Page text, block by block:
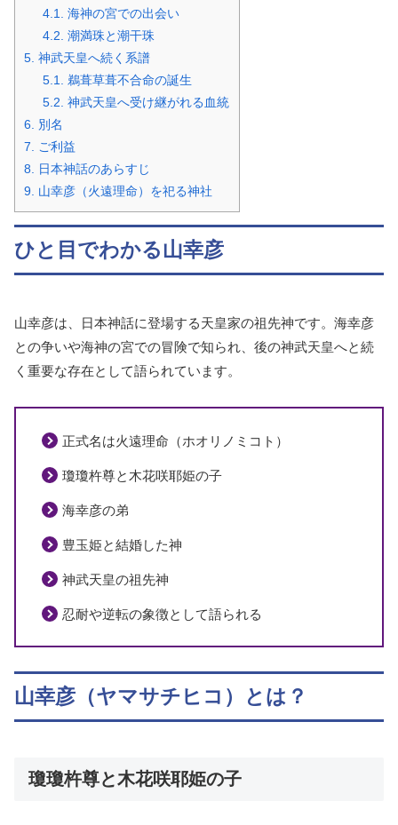
4.1. 海神の宮での出会い
4.2. 潮満珠と潮干珠
5. 神武天皇へ続く系譜
5.1. 鵜葺草葺不合命の誕生
5.2. 神武天皇へ受け継がれる血統
6. 別名
7. ご利益
8. 日本神話のあらすじ
9. 山幸彦（火遠理命）を祀る神社
ひと目でわかる山幸彦
山幸彦は、日本神話に登場する天皇家の祖先神です。海幸彦
との争いや海神の宮での冒険で知られ、後の神武天皇へと続
く重要な存在として語られています。
正式名は火遠理命（ホオリノミコト）
瓊瓊杵尊と木花咲耶姫の子
海幸彦の弟
豊玉姫と結婚した神
神武天皇の祖先神
忍耐や逆転の象徴として語られる
山幸彦（ヤマサチヒコ）とは？
瓊瓊杵尊と木花咲耶姫の子